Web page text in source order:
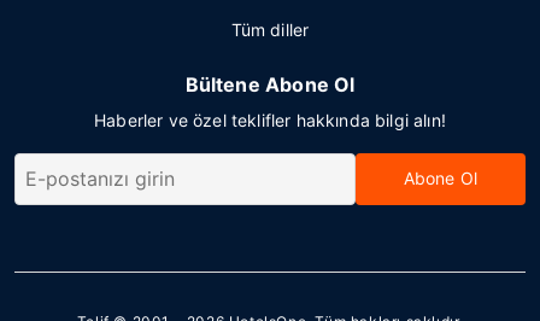
Tüm diller
Bültene Abone Ol
Haberler ve özel teklifler hakkında bilgi alın!
Abone Ol